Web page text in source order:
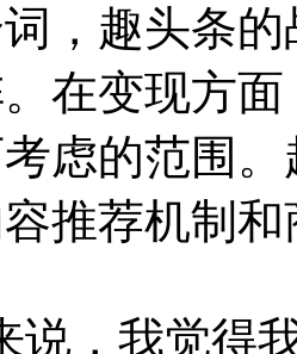
，趣头条
在变现方
虑的范围
推荐机制
，我觉得我